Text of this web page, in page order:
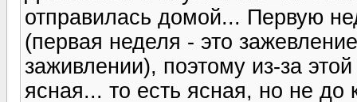
отправилась домой... Первую
(первая неделя - это
заживлении), поэтому из-за
ясная... то есть ясная, но не до